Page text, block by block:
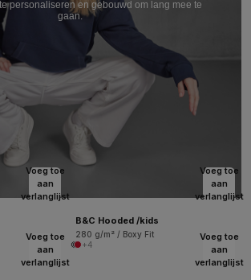
personaliseren en gebouwd om lang mee te
gaan.
Voeg toe
aan
verlanglijst
Voeg toe
aan
verlanglijst
B&C Hooded /kids
280 g/m² / Boxy Fit
+4
Voeg toe
aan
verlanglijst
Voeg toe
aan
verlanglijst